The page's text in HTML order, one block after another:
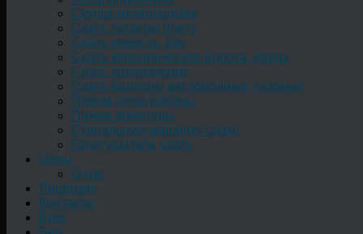
Скупка металлолома
Сдать газовую плиту
Сдать емкость, бак
Cдать металлические ворота, дверь
Сдать холодильник
Сдать баллоны кислородные, газовые
Прием сетки рабицы
Прием арматуры
Стиральную машинку сдать
Огнетушители сдать
Цены
О нас
Лицензия
Контакты
Блог